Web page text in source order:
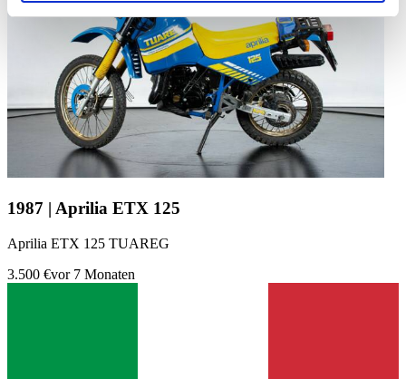
soziale Medien, Werbung und Analysen weiter. Unsere
Partner führen diese Informationen möglicherweise mit
weiteren Daten zusammen, die Sie ihnen bereitgestellt
haben oder die sie im Rahmen Ihrer Nutzung der Dienste
gesammelt haben.
Datenschutzerklärung
1987 | Aprilia ETX 125
Aprilia ETX 125 TUAREG
3.500 €vor 7 Monaten